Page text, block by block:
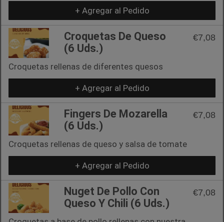
+ Agregar al Pedido
Croquetas De Queso
(6 Uds.)
€7,08
Croquetas rellenas de diferentes quesos
+ Agregar al Pedido
Fingers De Mozarella
(6 Uds.)
€7,08
Croquetas rellenas de queso y salsa de tomate
+ Agregar al Pedido
Nuget De Pollo Con
Queso Y Chili (6 Uds.)
€7,08